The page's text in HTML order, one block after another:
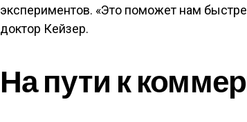
экспериментов. «Это поможет нам
доктор Кейзер.
На пути к